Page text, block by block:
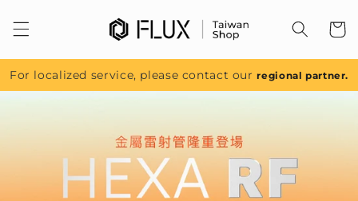
容
For localized service, please contact ourregional partner.